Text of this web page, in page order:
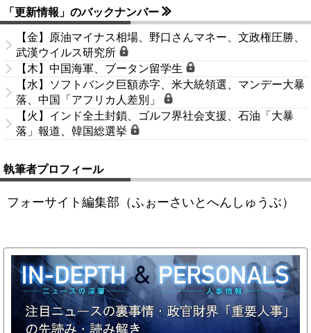
「更新情報」のバックナンバー
【金】原油マイナス相場、野口さんマネー、文政権圧勝、
武漢ウイルス研究所
【木】中国海軍、ブータン留学生
【水】ソフトバンク巨額赤字、米大統領選、マンデー大暴
落、中国「アフリカ人差別」
【火】インド全土封鎖、ゴルフ界社会支援、石油「大暴
落」報道、韓国総選挙
執筆者プロフィール
フォーサイト編集部（ふぉーさいとへんしゅうぶ）